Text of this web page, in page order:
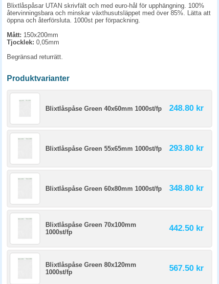
Blixtlåspåsar UTAN skrivfält och med euro-hål för upphängning. 100%
återvinningsbara och minskar växthusutsläppet med över 85%. Lätta att
öppna och återförsluta. 1000st per förpackning.
Mått: 150x200mm
Tjocklek: 0,05mm
Begränsad returrätt.
Produktvarianter
Blixtlåspåse Green 40x60mm 1000st/fp 248.80 kr
Blixtlåspåse Green 55x65mm 1000st/fp 293.80 kr
Blixtlåspåse Green 60x80mm 1000st/fp 348.80 kr
Blixtlåspåse Green 70x100mm
1000st/fp
442.50 kr
Blixtlåspåse Green 80x120mm
1000st/fp
567.50 kr